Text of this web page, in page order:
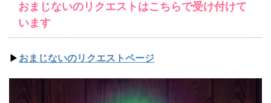
おまじないのリクエストはこちらで受け付けて
います
▶︎ おまじないのリクエストページ